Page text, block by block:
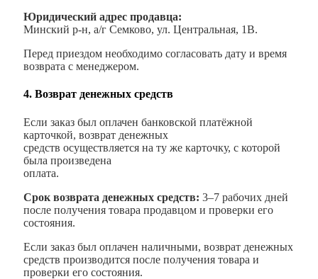
Юридический адрес продавца:
Минский р-н, а/г Семково, ул. Центральная, 1В.
Перед приездом необходимо согласовать дату и время
возврата с менеджером.
4. Возврат денежных средств
Если заказ был оплачен банковской платёжной
карточкой, возврат денежных
средств осуществляется на ту же карточку, с которой
была произведена
оплата.
Срок возврата денежных средств: 3–7 рабочих дней
после получения товара продавцом и проверки его
состояния.
Если заказ был оплачен наличными, возврат денежных
средств производится после получения товара и
проверки его состояния.